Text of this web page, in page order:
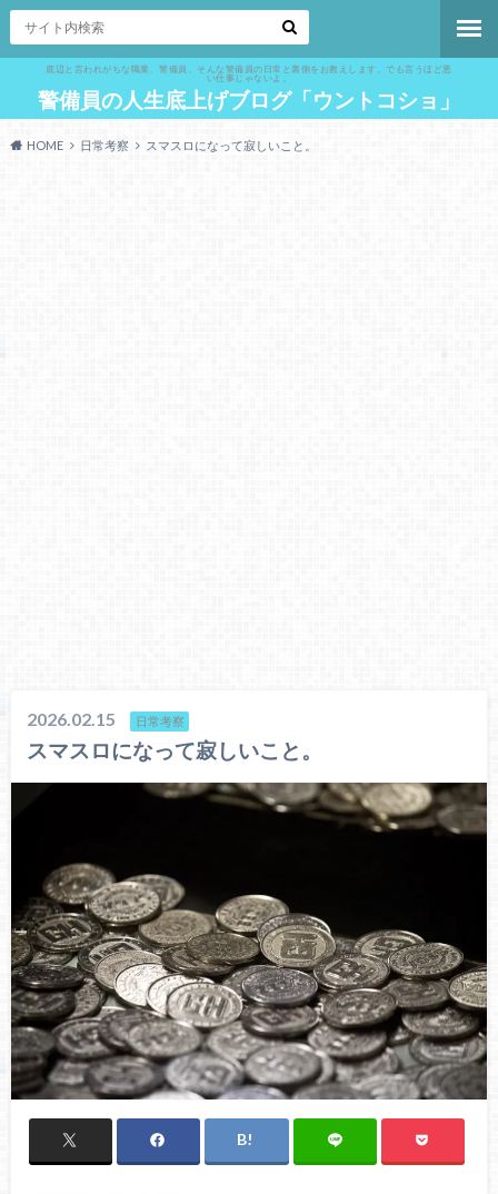
底辺と言われがちな職業、警備員。そんな警備員の日常と裏側をお教えします。でも言うほど悪
い仕事じゃないよ。
警備員の人生底上げブログ「ウントコショ」
HOME 日常考察 スマスロになって寂しいこと。
2026.02.15 日常考察
スマスロになって寂しいこと。